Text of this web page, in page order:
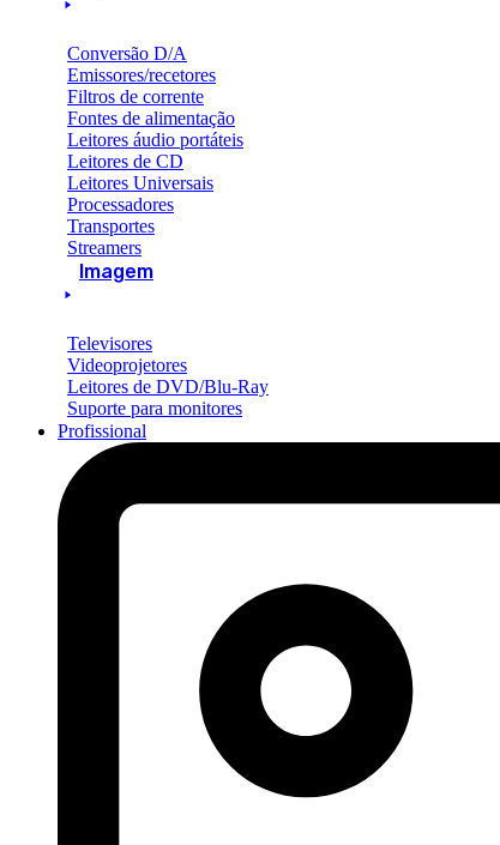
Conversão D/A
Emissores/recetores
Filtros de corrente
Fontes de alimentação
Leitores áudio portáteis
Leitores de CD
Leitores Universais
Processadores
Transportes
Streamers
Imagem
Televisores
Videoprojetores
Leitores de DVD/Blu-Ray
Suporte para monitores
Profissional